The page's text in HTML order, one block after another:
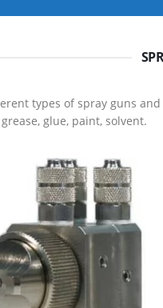
types of spray guns
glue, paint, solvent.